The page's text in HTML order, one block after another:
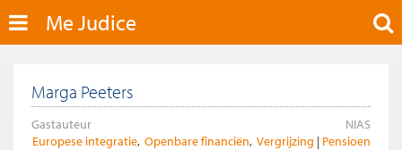
Me Judice
Marga Peeters
Gastauteur
NIAS
Europese integratie Openbare financiën Vergrijzing Pensioen